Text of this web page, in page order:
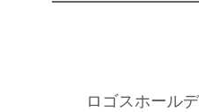
ロゴスホール